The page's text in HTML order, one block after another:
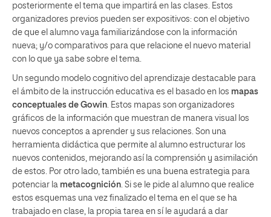
posteriormente el tema que impartirá en las clases. Estos
organizadores previos pueden ser expositivos: con el objetivo
de que el alumno vaya familiarizándose con la información
nueva; y/o comparativos para que relacione el nuevo material
con lo que ya sabe sobre el tema.
Un segundo modelo cognitivo del aprendizaje destacable para
el ámbito de la instrucción educativa es el basado en los mapas
conceptuales de Gowin. Estos mapas son organizadores
gráficos de la información que muestran de manera visual los
nuevos conceptos a aprender y sus relaciones. Son una
herramienta didáctica que permite al alumno estructurar los
nuevos contenidos, mejorando así la comprensión y asimilación
de estos. Por otro lado, también es una buena estrategia para
potenciar la metacognición. Si se le pide al alumno que realice
estos esquemas una vez finalizado el tema en el que se ha
trabajado en clase, la propia tarea en sí le ayudará a dar